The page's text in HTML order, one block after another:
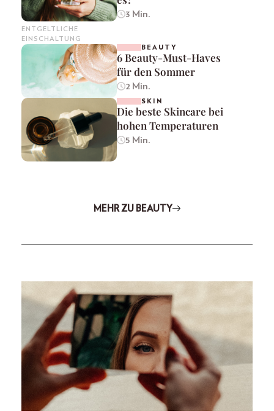
ENTGELTLICHE
EINSCHALTUNG
3 Min.
BEAUTY
6 Beauty-Must-Haves
für den Sommer
2 Min.
SKIN
Die beste Skincare bei
hohen Temperaturen
5 Min.
MEHR ZU BEAUTY